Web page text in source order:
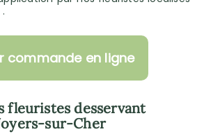
commande en ligne
fleuristes desservant
sur-Cher